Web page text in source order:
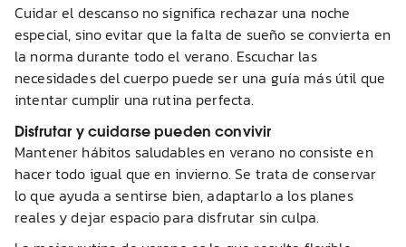
Cuidar el descanso no significa rechazar una noche
especial, sino evitar que la falta de sueño se convierta en
la norma durante todo el verano. Escuchar las
necesidades del cuerpo puede ser una guía más útil que
intentar cumplir una rutina perfecta.
Disfrutar y cuidarse pueden convivir
Mantener hábitos saludables en verano no consiste en
hacer todo igual que en invierno. Se trata de conservar
lo que ayuda a sentirse bien, adaptarlo a los planes
reales y dejar espacio para disfrutar sin culpa.